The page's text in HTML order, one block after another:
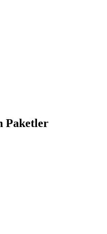
Paketler